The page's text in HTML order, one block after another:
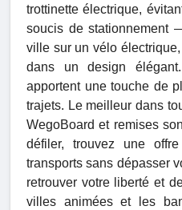
trottinette électrique,
soucis de stationnement
ville sur un vélo
dans un design
apportent une touche de
trajets. Le meilleur dans
WegoBoard et remises
défiler, trouvez une
transports sans dépasser
retrouver votre liberté et
villes animées et les